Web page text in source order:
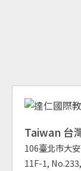
Taiwan 台
106臺北市大
11F-1,